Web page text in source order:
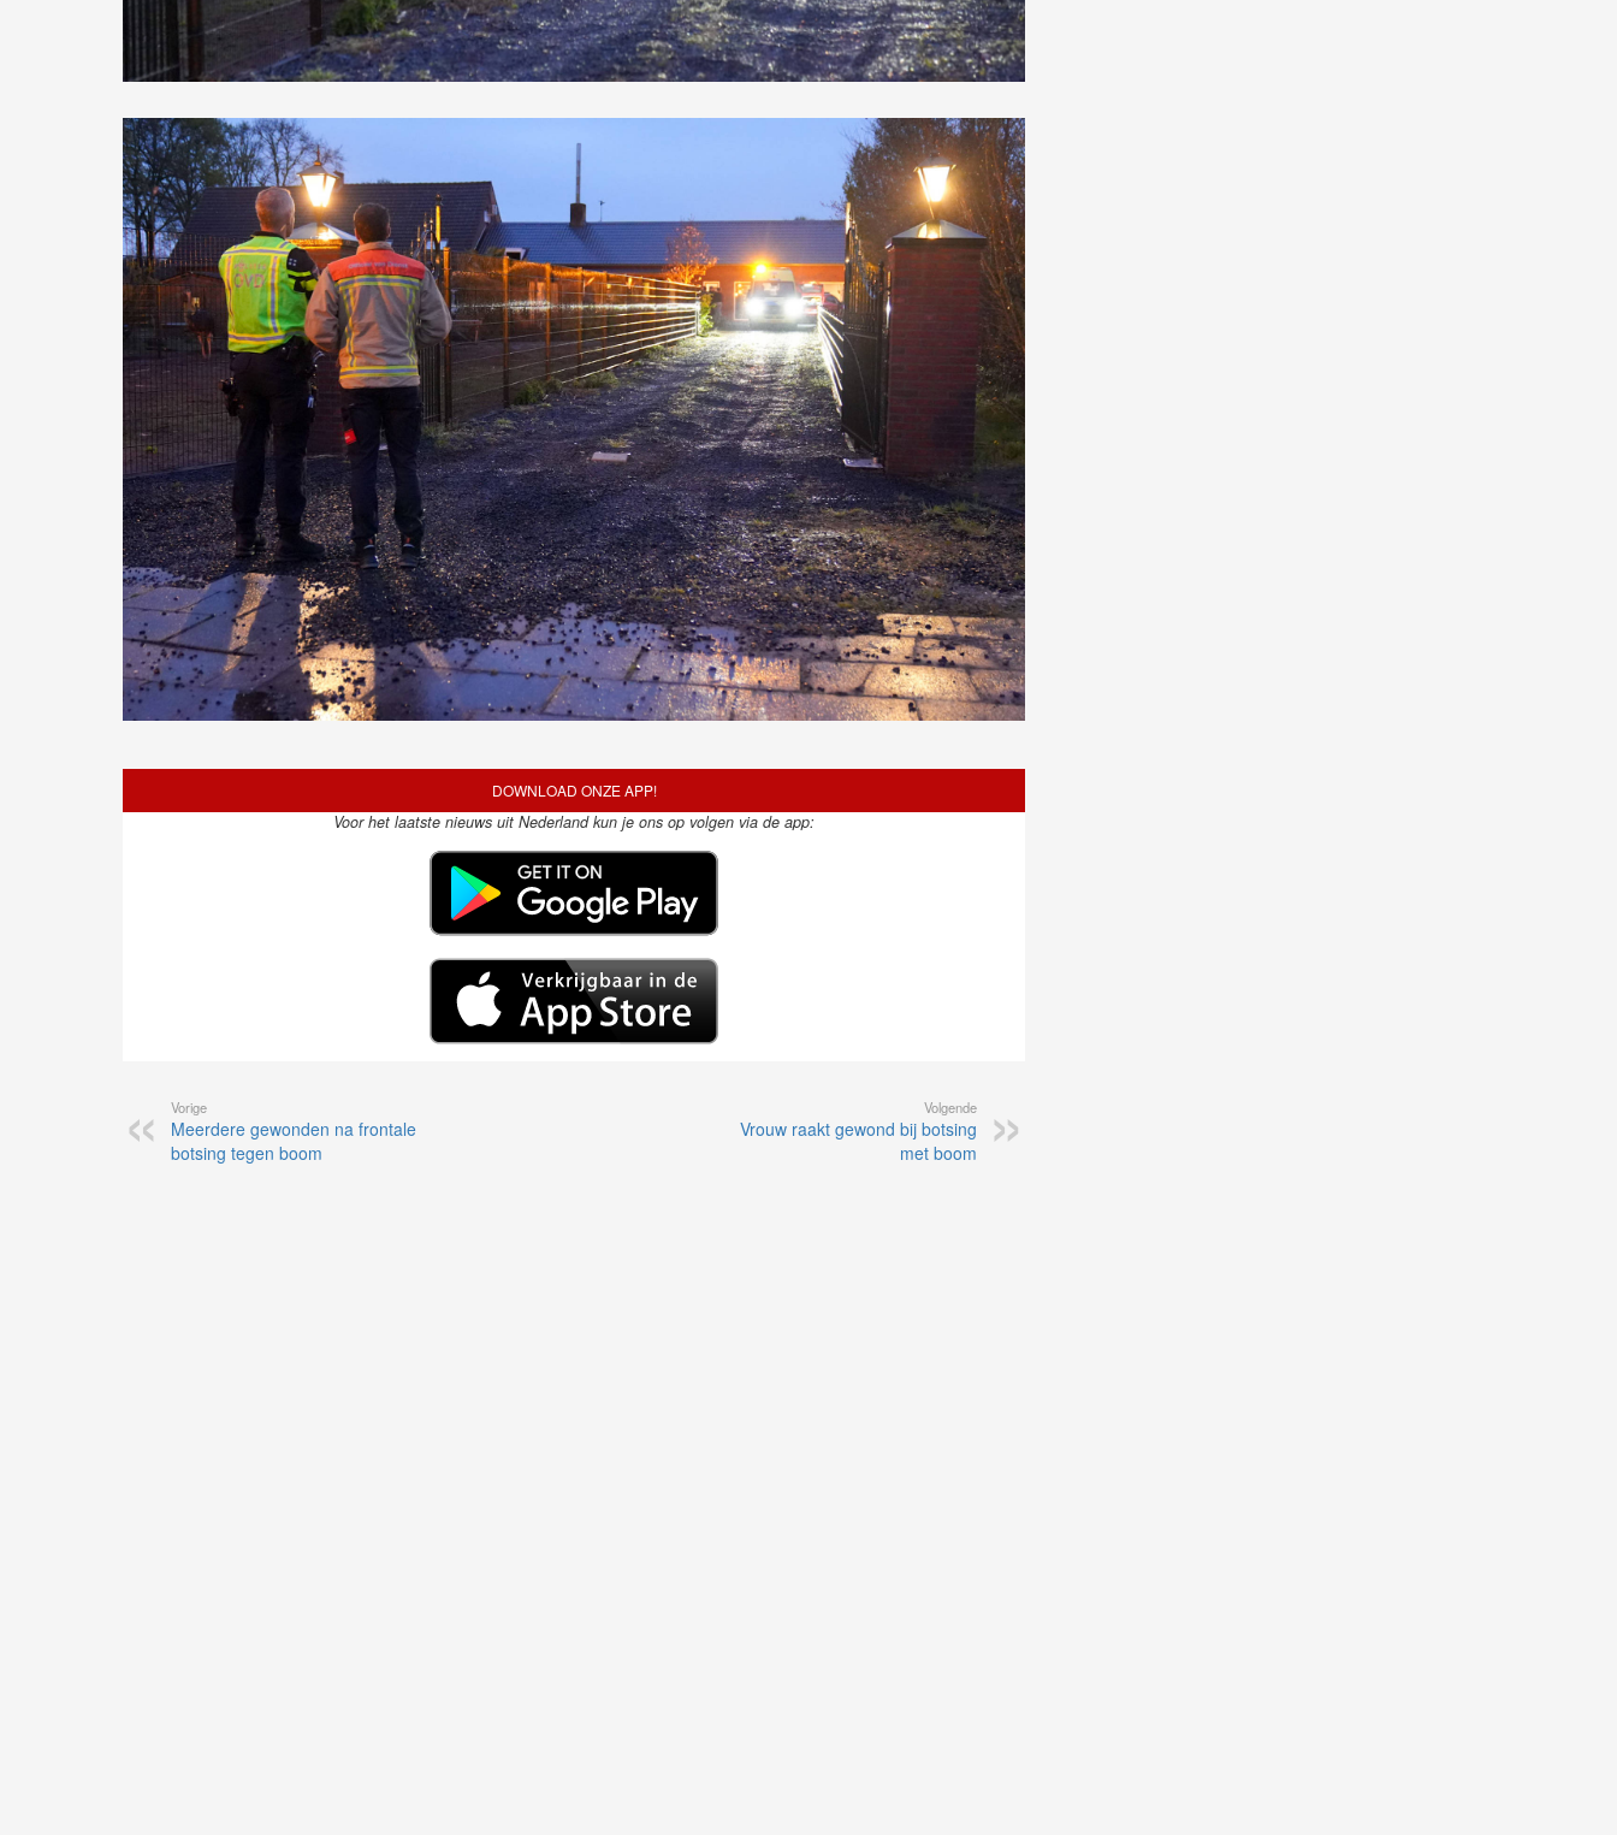
DOWNLOAD ONZE APP!
Voor het laatste nieuws uit Nederland kun je ons op volgen via de app:
Vorige
Meerdere gewonden na frontale
botsing tegen boom
Volgende
Vrouw raakt gewond bij botsing
met boom